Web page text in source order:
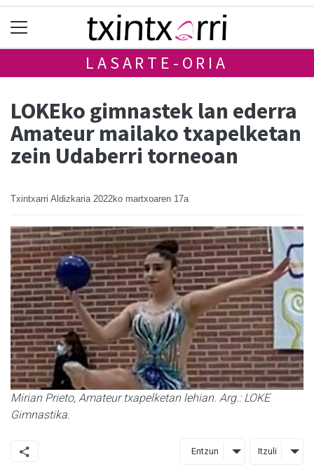
LASARTE-ORIA
LOKEko gimnastek lan ederra
Amateur mailako txapelketan
zein Udaberri torneoan
Txintxarri Aldizkaria 2022ko martxoaren 17a
Mirian Prieto, Amateur txapelketan lehian. Arg.: LOKE
Gimnastika.
Entzun Itzuli